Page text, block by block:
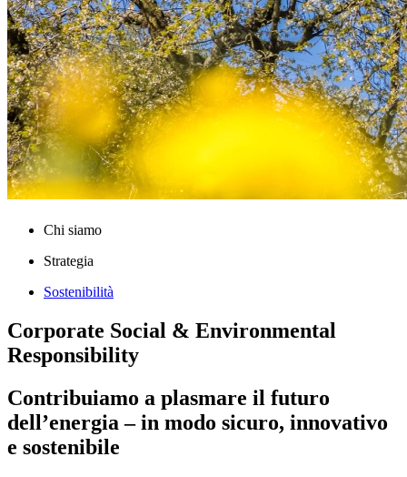
Chi siamo
Strategia
Sostenibilità
Corporate Social & Environmental
Responsibility
Contribuiamo a plasmare il futuro
dell’energia – in modo sicuro, innovativo
e sostenibile